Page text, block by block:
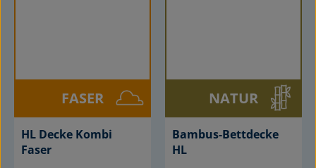
FASER
HL Decke Kombi
Faser
NATUR
Bambus-Bettdecke
HL